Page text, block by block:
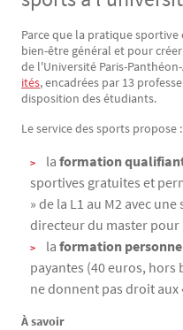
Texte
Parce que la pratique
bien-être général et pour
de l'Université Paris-
ités, encadrées par 13
disposition des étudiants.
Le service des sports propose :
la formation
sportives gratuites et
» de la L1 au M2 avec
directeur du master pour
la formation
payantes (40 euros,
ne donnent pas droit aux
À savoir